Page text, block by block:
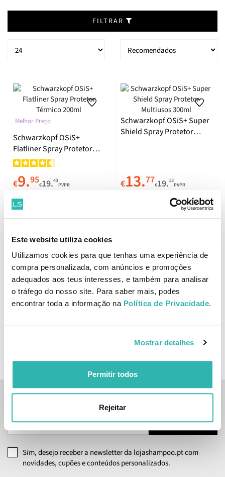
Este website utiliza cookies
Utilizamos cookies para que tenhas uma experiência de
compra personalizada, com anúncios e promoções
adequados aos teus interesses, e também para analisar
o tráfego do nosso site. Para saber mais, podes
encontrar toda a informação na Política de Privacidade.
Mostrar detalhes
Permitir todos
Rejeitar
FILTRAR
Melhor Preço
Schwarzkopf OSiS+
Flatliner Spray Protetor
Térmico 200ml
€9.95€19.43
PVPR
Schwarzkopf OSiS+ Super
Shield Spray Protetor
€13.77€19.13
PVPR
ADICIONAR
Schwarzkopf OSiS+ Glow
Sérum de Brilho e
Controlo do Frizz 50ml
Schwarzkopf OSiS+
Sparkler Spray de Brilho
300ml
ADICIONAR
Inscreve-te na nossa newsletter
SUBSCREVER
Sim, desejo receber a newsletter da lojashampoo.pt com
novidades, cupões e conteúdos personalizados.